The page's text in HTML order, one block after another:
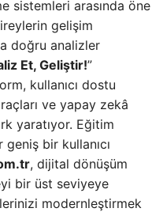
sistemleri arasında öne
gelişim
doğru analizler
Et, Geliştir!”
kullanıcı dostu
ve yapay zekâ
yaratıyor. Eğitim
bir kullanıcı
, dijital dönüşüm
bir üst seviyeye
modernleştirmek